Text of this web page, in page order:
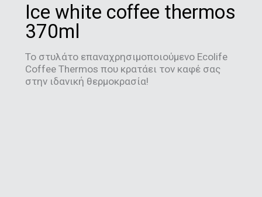
Ice white coffee thermos
370ml
Το στυλάτο επαναχρησιμοποιούμενο Ecolife
Coffee Thermos που κρατάει τον καφέ σας
στην ιδανική θερμοκρασία!